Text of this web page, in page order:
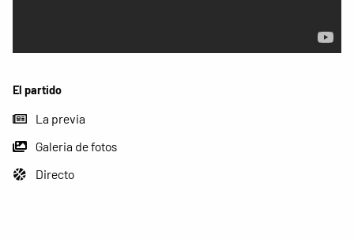
El partido
La previa
Galeria de fotos
Directo